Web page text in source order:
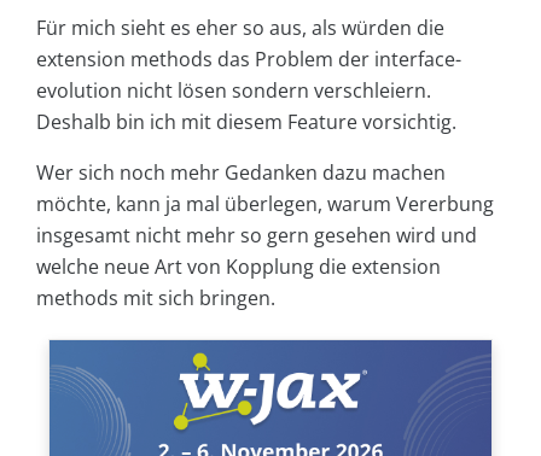
Für mich sieht es eher so aus, als würden die
extension methods das Problem der interface-
evolution nicht lösen sondern verschleiern.
Deshalb bin ich mit diesem Feature vorsichtig.
Wer sich noch mehr Gedanken dazu machen
möchte, kann ja mal überlegen, warum Vererbung
insgesamt nicht mehr so gern gesehen wird und
welche neue Art von Kopplung die extension
methods mit sich bringen.